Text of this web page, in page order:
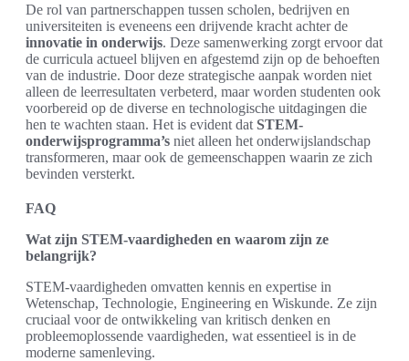
De rol van partnerschappen tussen scholen, bedrijven en
universiteiten is eveneens een drijvende kracht achter de
innovatie in onderwijs. Deze samenwerking zorgt ervoor dat
de curricula actueel blijven en afgestemd zijn op de behoeften
van de industrie. Door deze strategische aanpak worden niet
alleen de leerresultaten verbeterd, maar worden studenten ook
voorbereid op de diverse en technologische uitdagingen die
hen te wachten staan. Het is evident dat STEM-
onderwijsprogramma’s niet alleen het onderwijslandschap
transformeren, maar ook de gemeenschappen waarin ze zich
bevinden versterkt.
FAQ
Wat zijn STEM-vaardigheden en waarom zijn ze
belangrijk?
STEM-vaardigheden omvatten kennis en expertise in
Wetenschap, Technologie, Engineering en Wiskunde. Ze zijn
cruciaal voor de ontwikkeling van kritisch denken en
probleemoplossende vaardigheden, wat essentieel is in de
moderne samenleving.